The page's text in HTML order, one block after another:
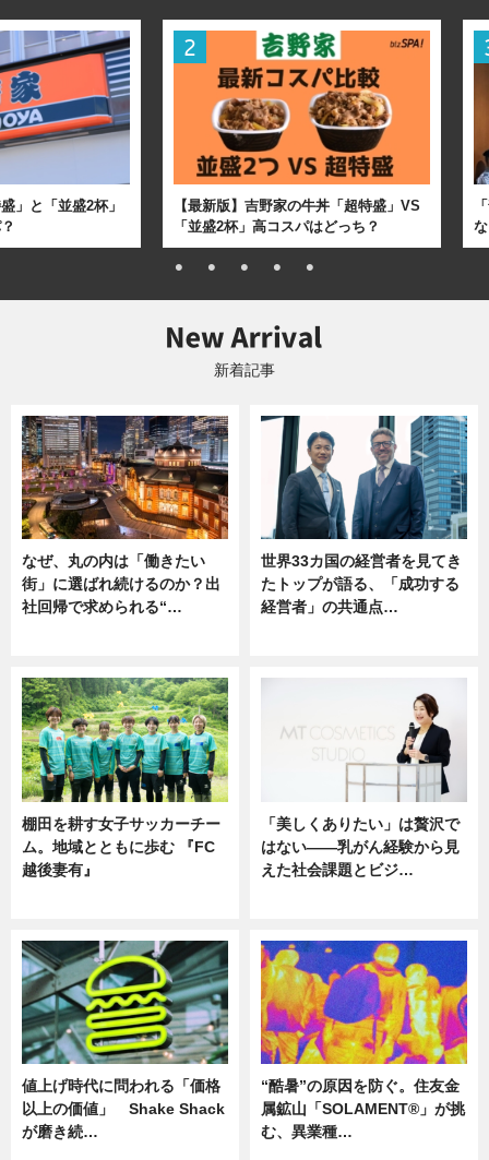
」と「並盛2杯」
【最新版】吉野家の牛丼「超特盛」VS
「並盛2杯」高コスパはどっち？
新着記事
なぜ、丸の内は「働きたい
街」に選ばれ続けるのか？出
社回帰で求められる“…
世界33カ国の経営者を見てき
たトップが語る、「成功する
経営者」の共通点…
棚田を耕す女子サッカーチー
ム。地域とともに歩む 『FC
越後妻有』
「美しくありたい」は贅沢で
はない――乳がん経験から見
えた社会課題とビジ…
値上げ時代に問われる「価格
以上の価値」 Shake Shack
が磨き続…
“酷暑”の原因を防ぐ。住友金
属鉱山「SOLAMENT®」が挑
む、異業種…